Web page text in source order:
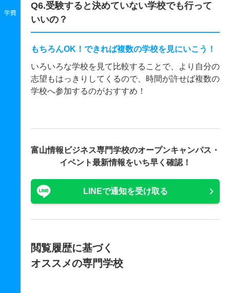
学費
Q6.受験すると決めていない学校でも行って
いいの？
もちろんOK！できれば複数の学校を見にいこう！
いろいろな学校を見て比較することで、より自分の
志望もはっきりしてくるので、時間が許せば複数の
学校へ参加するのがおすすめ！
富山情報ビジネス専門学校のオープンキャンパス・
イベント最新情報をいち早く確認！
LINEで通知を受け取る
閲覧履歴に基づく
オススメの専門学校